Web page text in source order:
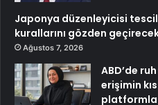
Japonya düzenleyicisi
kurallarını gözden
Ağustos 7, 2026
ABD’de
erişimin